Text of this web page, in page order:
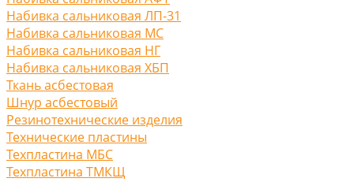
Набивка сальниковая ЛП-31
Набивка сальниковая МС
Набивка сальниковая НГ
Набивка сальниковая ХБП
Ткань асбестовая
Шнур асбестовый
Резинотехнические изделия
Технические пластины
Техпластина МБС
Техпластина ТМКЩ